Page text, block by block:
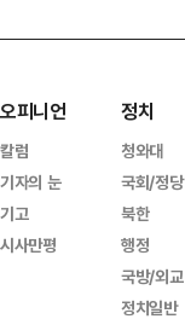
오피니언
칼럼
기자의 눈
기고
시사만평
정치
청와대
국회/정당
북한
행정
국방/외교
정치일반